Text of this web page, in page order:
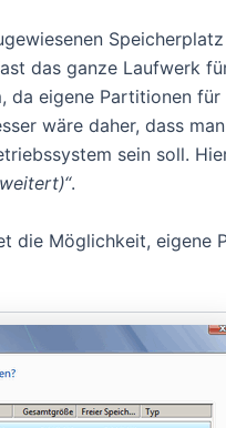
das ganze Laufwerk
da eigene Partitionen
wäre daher, dass
sein soll.
.
die Möglichkeit, eigene